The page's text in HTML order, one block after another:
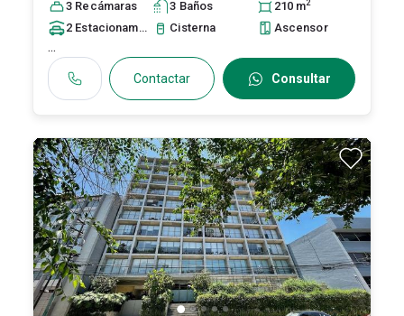
03900, ID:31423261
3 Recámaras 3 Baños 210 m2
2 Estacionamiento sCisterna Ascensor
...
Contactar Consultar